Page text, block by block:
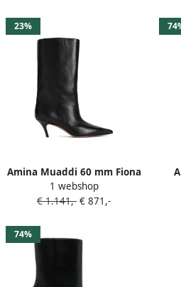
23%
Amina Muaddi 60 mm Fiona
laarzen Zwart
1 webshop
€ 1.141,- € 871,-
74%